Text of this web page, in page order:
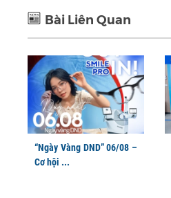
Bài Liên Quan
“Ngày Vàng DND” 06/08 –
Cơ hội ...